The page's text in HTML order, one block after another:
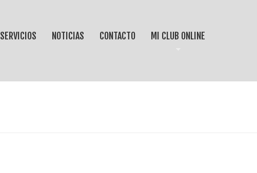
SERVICIOS NOTICIAS CONTACTO MI CLUB ONLINE